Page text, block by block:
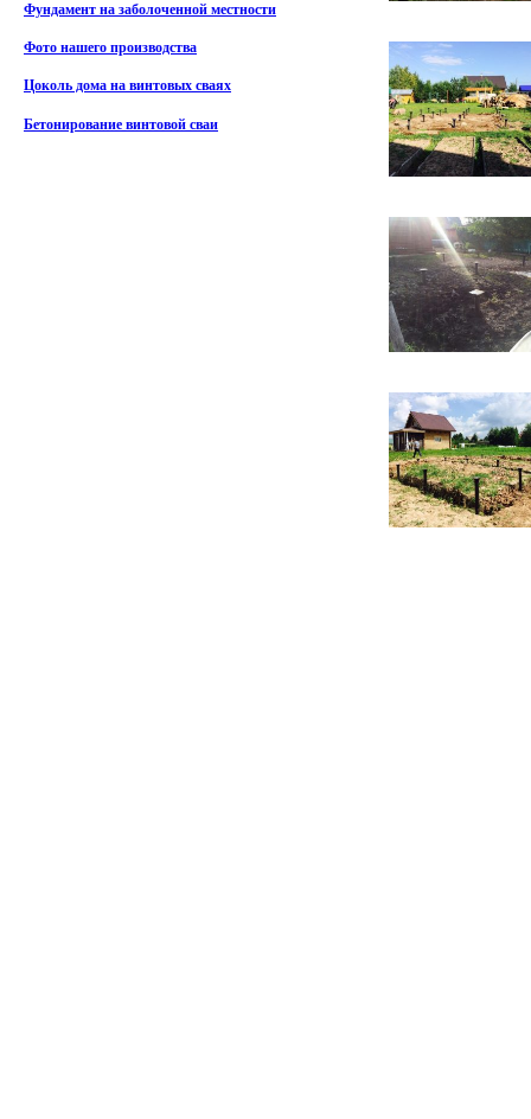
Фундамент на заболоченной местности
Фото нашего производства
Цоколь дома на винтовых сваях
Бетонирование винтовой сваи